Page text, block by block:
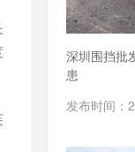
深圳围挡批
患
发布时间：